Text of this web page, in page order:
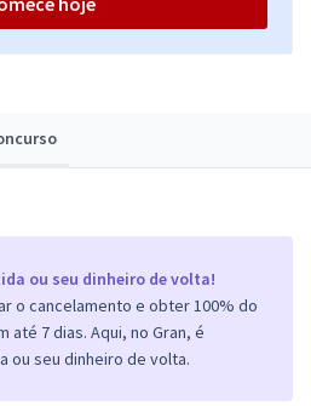
ou seu dinheiro de volta!
o cancelamento e obter 100% do
até 7 dias. Aqui, no Gran, é
ou seu dinheiro de volta.